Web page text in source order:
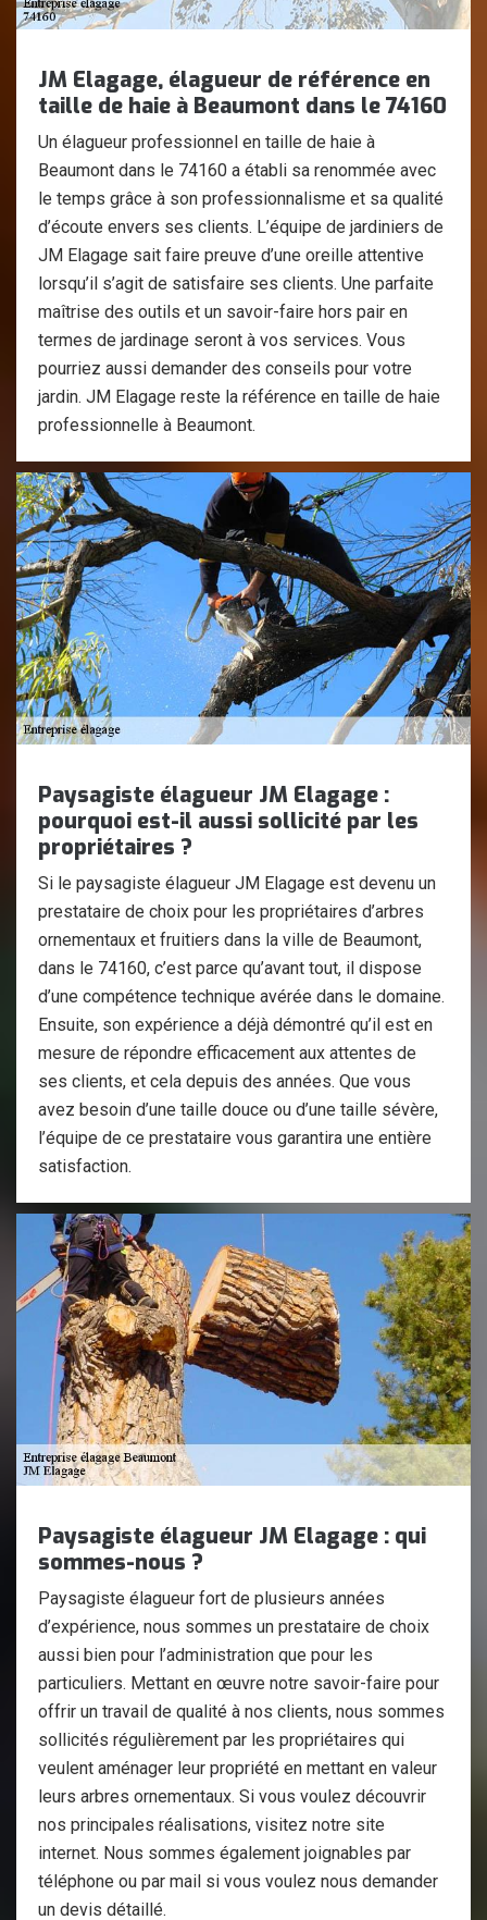
JM Elagage, élagueur de référence en
taille de haie à Beaumont dans le 74160
Un élagueur professionnel en taille de haie à
Beaumont dans le 74160 a établi sa renommée avec
le temps grâce à son professionnalisme et sa qualité
d’écoute envers ses clients. L’équipe de jardiniers de
JM Elagage sait faire preuve d’une oreille attentive
lorsqu’il s’agit de satisfaire ses clients. Une parfaite
maîtrise des outils et un savoir-faire hors pair en
termes de jardinage seront à vos services. Vous
pourriez aussi demander des conseils pour votre
jardin. JM Elagage reste la référence en taille de haie
professionnelle à Beaumont.
Paysagiste élagueur JM Elagage :
pourquoi est-il aussi sollicité par les
propriétaires ?
Si le paysagiste élagueur JM Elagage est devenu un
prestataire de choix pour les propriétaires d’arbres
ornementaux et fruitiers dans la ville de Beaumont,
dans le 74160, c’est parce qu’avant tout, il dispose
d’une compétence technique avérée dans le domaine.
Ensuite, son expérience a déjà démontré qu’il est en
mesure de répondre efficacement aux attentes de
ses clients, et cela depuis des années. Que vous
avez besoin d’une taille douce ou d’une taille sévère,
l’équipe de ce prestataire vous garantira une entière
satisfaction.
Paysagiste élagueur JM Elagage : qui
sommes-nous ?
Paysagiste élagueur fort de plusieurs années
d’expérience, nous sommes un prestataire de choix
aussi bien pour l’administration que pour les
particuliers. Mettant en œuvre notre savoir-faire pour
offrir un travail de qualité à nos clients, nous sommes
sollicités régulièrement par les propriétaires qui
veulent aménager leur propriété en mettant en valeur
leurs arbres ornementaux. Si vous voulez découvrir
nos principales réalisations, visitez notre site
internet. Nous sommes également joignables par
téléphone ou par mail si vous voulez nous demander
un devis détaillé.